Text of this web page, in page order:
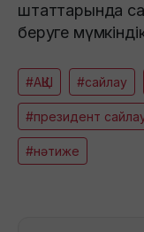
штаттарында
беруге
#АҚШ #сайлау
#президент
#нәтиже